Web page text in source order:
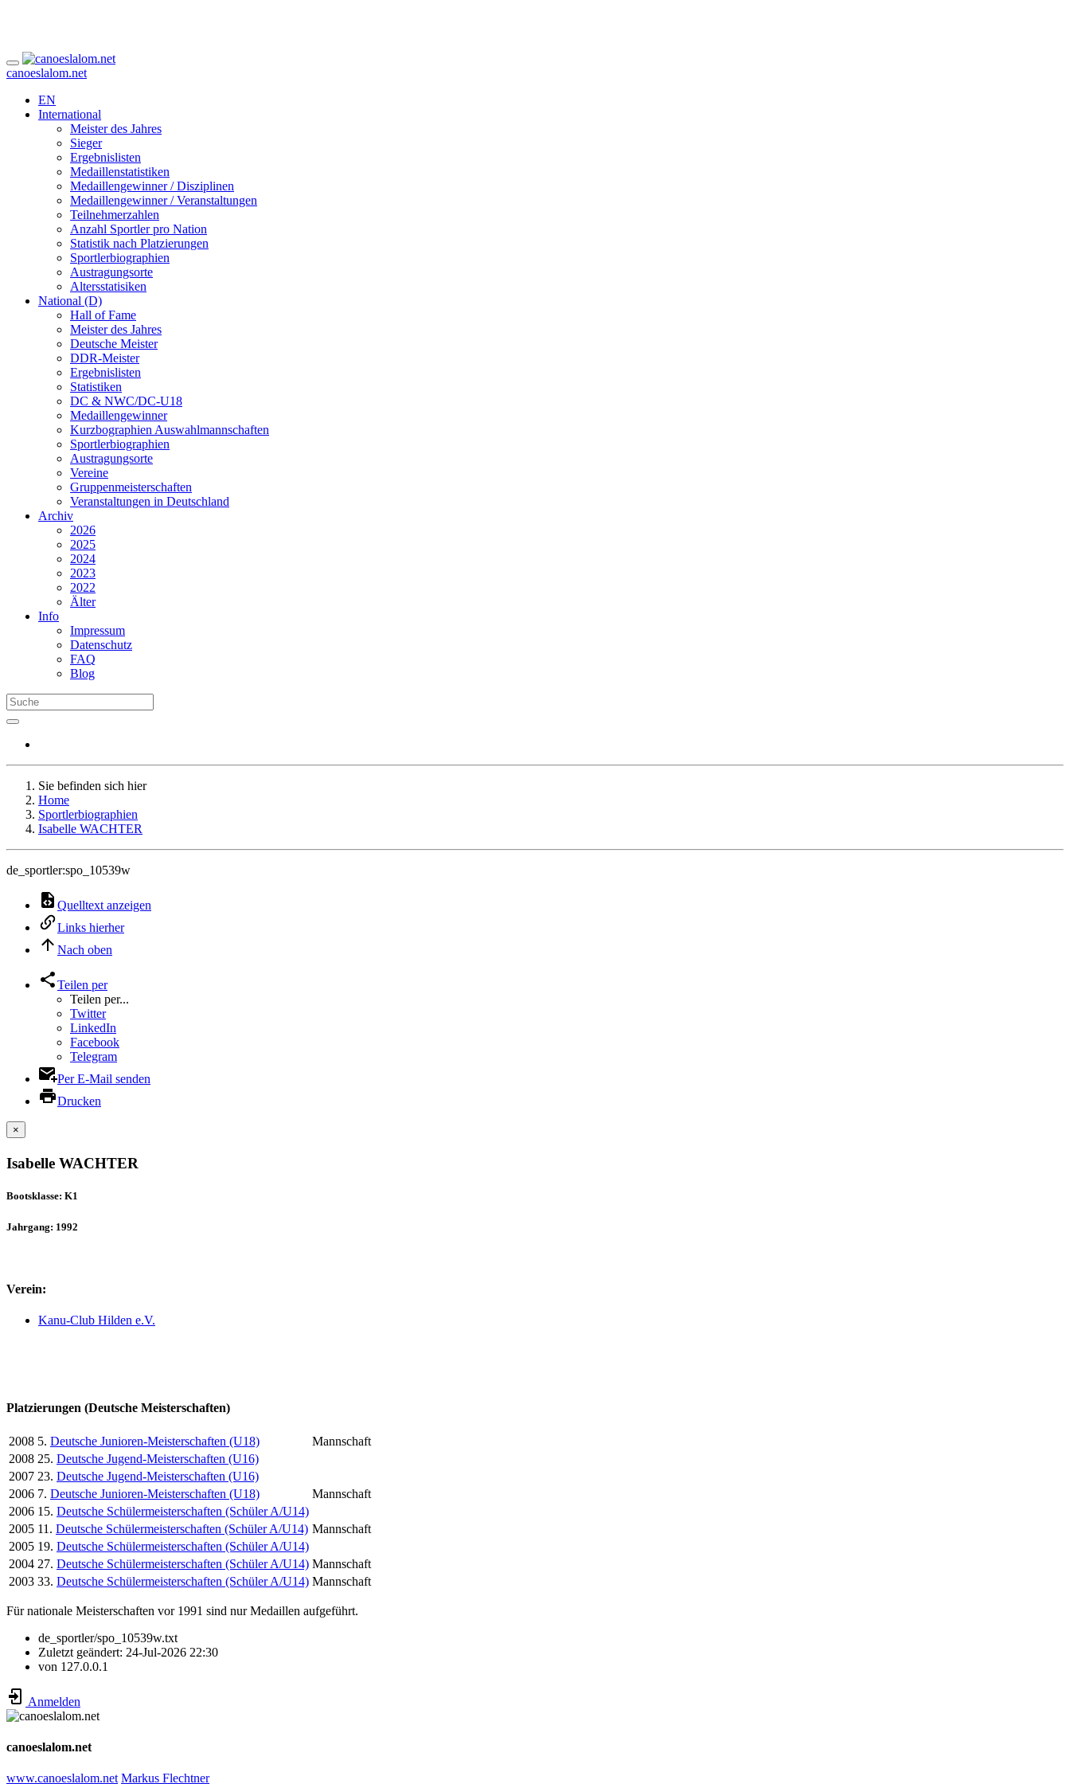
canoeslalom.net
EN
International
Meister des Jahres
Sieger
Ergebnislisten
Medaillenstatistiken
Medaillengewinner / Disziplinen
Medaillengewinner / Veranstaltungen
Teilnehmerzahlen
Anzahl Sportler pro Nation
Statistik nach Platzierungen
Sportlerbiographien
Austragungsorte
Altersstatisiken
National (D)
Hall of Fame
Meister des Jahres
Deutsche Meister
DDR-Meister
Ergebnislisten
Statistiken
DC & NWC/DC-U18
Medaillengewinner
Kurzbographien Auswahlmannschaften
Sportlerbiographien
Austragungsorte
Vereine
Gruppenmeisterschaften
Veranstaltungen in Deutschland
Archiv
2026
2025
2024
2023
2022
Älter
Info
Impressum
Datenschutz
FAQ
Blog
Sie befinden sich hier
Home
Sportlerbiographien
Isabelle WACHTER
de_sportler:spo_10539w
Quelltext anzeigen
Links hierher
Nach oben
Teilen per
Teilen per...
Twitter
LinkedIn
Facebook
Telegram
Per E-Mail senden
Drucken
×
Isabelle WACHTER
Bootsklasse: K1
Jahrgang: 1992
Verein:
Kanu-Club Hilden e.V.
Platzierungen (Deutsche Meisterschaften)
2008 5. Deutsche Junioren-Meisterschaften (U18)
Mannschaft
2008 25. Deutsche Jugend-Meisterschaften (U16)
2007 23. Deutsche Jugend-Meisterschaften (U16)
2006 7. Deutsche Junioren-Meisterschaften (U18)
Mannschaft
2006 15. Deutsche Schülermeisterschaften (Schüler A/U14)
2005 11. Deutsche Schülermeisterschaften (Schüler A/U14) Mannschaft
2005 19. Deutsche Schülermeisterschaften (Schüler A/U14)
2004 27. Deutsche Schülermeisterschaften (Schüler A/U14) Mannschaft
2003 33. Deutsche Schülermeisterschaften (Schüler A/U14) Mannschaft
Für nationale Meisterschaften vor 1991 sind nur Medaillen aufgeführt.
de_sportler/spo_10539w.txt
Zuletzt geändert: 24-Jul-2026 22:30
von 127.0.0.1
Anmelden
canoeslalom.net
www.canoeslalom.net Markus Flechtner